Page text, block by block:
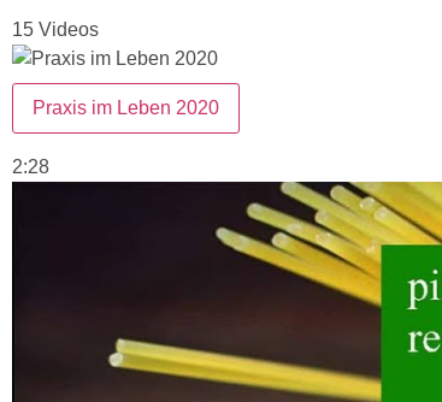
15 Videos
Praxis im Leben 2020
2:28